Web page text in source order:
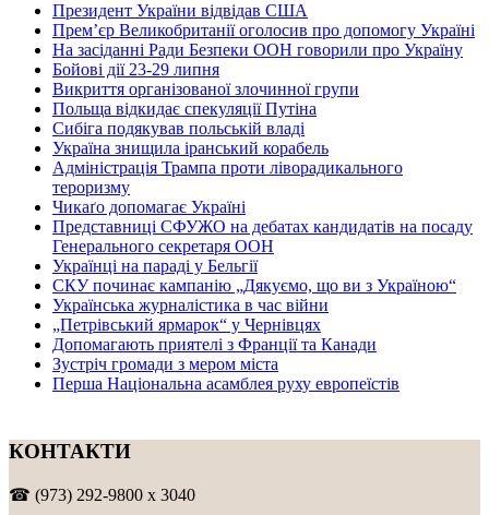
Президент України відвідав США
Прем’єр Великобританії оголосив про допомогу Україні
На засіданні Ради Безпеки ООН говорили про Україну
Бойові дії 23-29 липня
Викриття організованої злочинної групи
Польща відкидає спекуляції Путіна
Сибіга подякував польській владі
Україна знищила іранський корабель
Адміністрація Трампа проти ліворадикального
тероризму
Чикаґо допомагає Україні
Представниці СФУЖО на дебатах кандидатів на посаду
Генерального секретаря ООН
Українці на параді у Бельгії
СКУ починає кампанію „Дякуємо, що ви з Україною“
Українська журналістика в час війни
„Петрівський ярмарок“ у Чернівцях
Допомагають приятелі з Франції та Канади
Зустріч громади з мером міста
Перша Національна асамблея руху европеїстів
КОНТАКТИ
☎ (973) 292-9800 x 3040